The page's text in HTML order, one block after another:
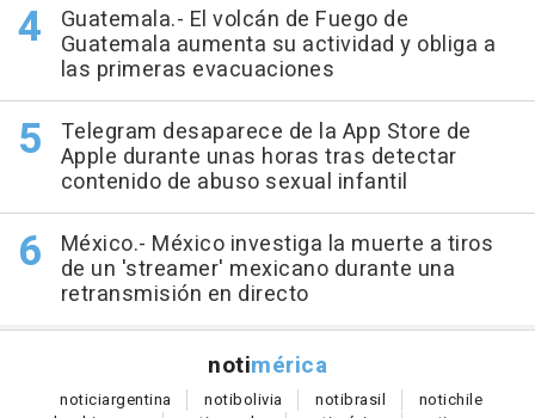
Guatemala.- El volcán de Fuego de
Guatemala aumenta su actividad y obliga a
las primeras evacuaciones
Telegram desaparece de la App Store de
Apple durante unas horas tras detectar
contenido de abuso sexual infantil
México.- México investiga la muerte a tiros
de un 'streamer' mexicano durante una
retransmisión en directo
notimérica
noticiargentina notibolivia notibrasil notichile